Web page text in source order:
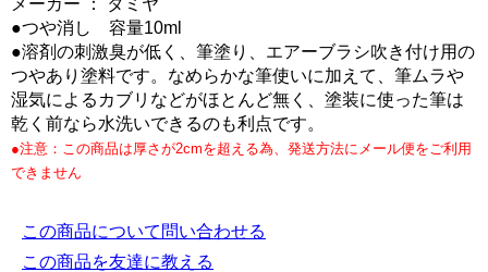
メーカー ： タミヤ
●つや消し 容量10ml
●溶剤の刺激臭が低く、筆塗り、エアーブラシ吹き付け用の
つやあり塗料です。なめらかな筆使いに加えて、筆ムラや
湿気によるカブリなどがほとんど無く、塗装に使った筆は
乾く前なら水洗いできるのも利点です。
●注意：この商品は厚さが2cmを超える為、発送方法にメール便をご利用
できません
この商品について問い合わせる
この商品を友達に教える